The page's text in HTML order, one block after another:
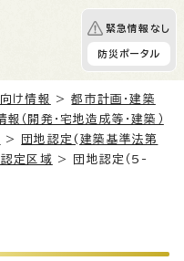
緊急情報なし
防災ポータル
け情報 >都市計画・建築
（開発・宅地造成等・建築）
>
団地認定(建築基準法第
定区域 > 団地認定（5-